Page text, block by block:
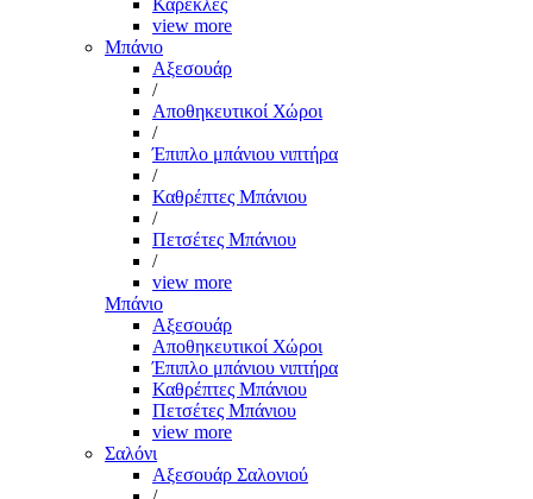
Καρέκλες
view more
Μπάνιο
Αξεσουάρ
/
Αποθηκευτικοί Χώροι
/
Έπιπλο μπάνιου νιπτήρα
/
Καθρέπτες Μπάνιου
/
Πετσέτες Μπάνιου
/
view more
Μπάνιο
Αξεσουάρ
Αποθηκευτικοί Χώροι
Έπιπλο μπάνιου νιπτήρα
Καθρέπτες Μπάνιου
Πετσέτες Μπάνιου
view more
Σαλόνι
Αξεσουάρ Σαλονιού